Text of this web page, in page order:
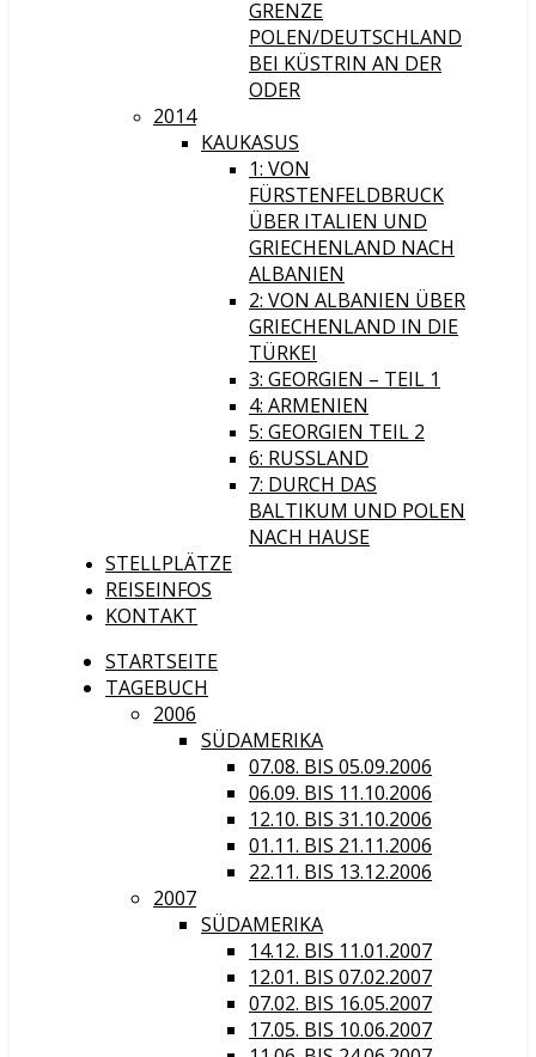
GRENZE
POLEN/DEUTSCHLAND
BEI KÜSTRIN AN DER
ODER
2014
KAUKASUS
1: VON
FÜRSTENFELDBRUCK
ÜBER ITALIEN UND
GRIECHENLAND NACH
ALBANIEN
2: VON ALBANIEN ÜBER
GRIECHENLAND IN DIE
TÜRKEI
3: GEORGIEN – TEIL 1
4: ARMENIEN
5: GEORGIEN TEIL 2
6: RUSSLAND
7: DURCH DAS
BALTIKUM UND POLEN
NACH HAUSE
STELLPLÄTZE
REISEINFOS
KONTAKT
STARTSEITE
TAGEBUCH
2006
SÜDAMERIKA
07.08. BIS 05.09.2006
06.09. BIS 11.10.2006
12.10. BIS 31.10.2006
01.11. BIS 21.11.2006
22.11. BIS 13.12.2006
2007
SÜDAMERIKA
14.12. BIS 11.01.2007
12.01. BIS 07.02.2007
07.02. BIS 16.05.2007
17.05. BIS 10.06.2007